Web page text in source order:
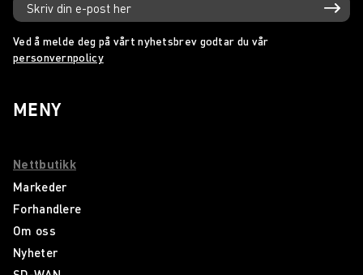
Ved å melde deg på vårt nyhetsbrev godtar du vår
personvernpolicy
MENY
Nettbutikk
Markeder
Forhandlere
Om oss
Nyheter